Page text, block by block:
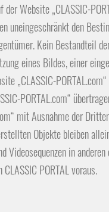
Website „CLASSIC-
uneingeschränkt den
Kein Bestandteil
eines Bildes, einer
„CLASSIC-
PORTAL.com“
mit Ausnahme der
Objekte bleiben
Videosequenzen in
PORTAL voraus.